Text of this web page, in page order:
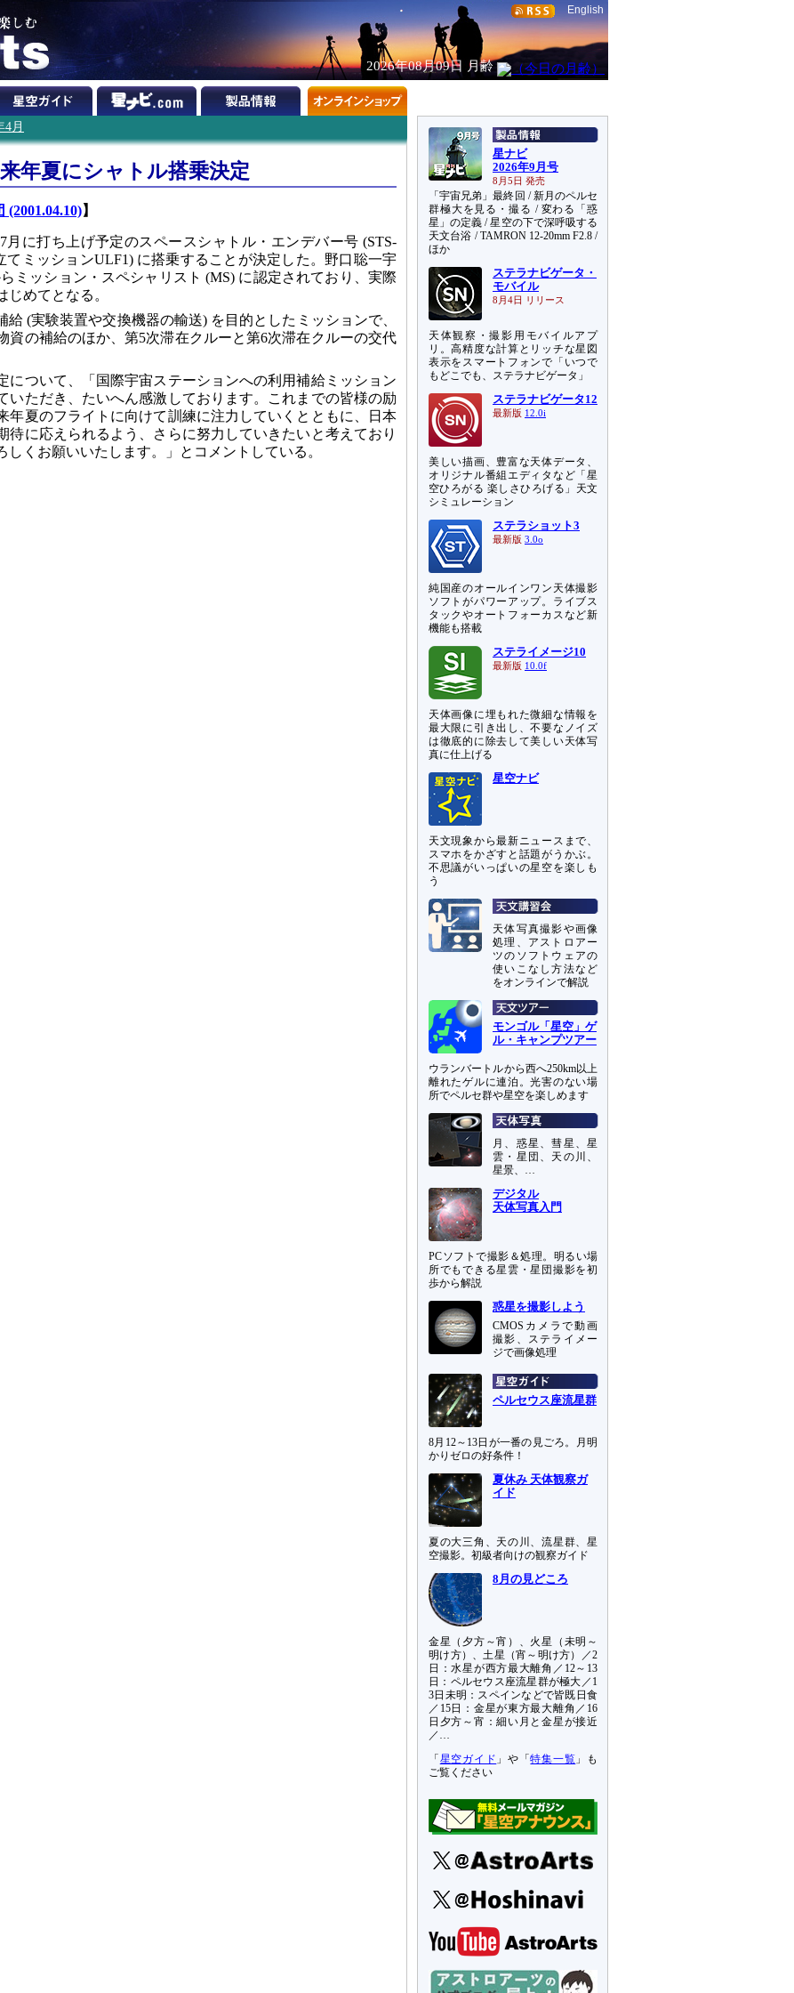
English
2026年08月09日 月齢
4月
年夏にシャトル搭乗決定
(2001.04.10)】
月に打ち上げ予定のスペースシャトル・エンデバー号 (STS-
てミッションULF1) に搭乗することが決定した。野口聡一宇
ミッション・スペシャリスト (MS) に認定されており、実際
めてとなる。
給 (実験装置や交換機器の輸送) を目的としたミッションで、
資の補給のほか、第5次滞在クルーと第6次滞在クルーの交代
について、「国際宇宙ステーションへの利用補給ミッション
いただき、たいへん感激しております。これまでの皆様の励
年夏のフライトに向けて訓練に注力していくとともに、日本
待に応えられるよう、さらに努力していきたいと考えており
しくお願いいたします。」とコメントしている。
星ナビ
2026年9月号
8月5日 発売
「宇宙兄弟」最終回 / 新月のペルセ
群極大を見る・撮る / 変わる「惑
星」の定義 / 星空の下で深呼吸する
天文台浴 / TAMRON 12-20mm F2.8 /
ほか
ステラナビゲータ・
モバイル
8月4日 リリース
天体観察・撮影用モバイルアプ
リ。高精度な計算とリッチな星図
表示をスマートフォンで「いつで
もどこでも、ステラナビゲータ」
ステラナビゲータ12
最新版 12.0i
美しい描画、豊富な天体データ、
オリジナル番組エディタなど「星
空ひろがる 楽しさひろげる」天文
シミュレーション
ステラショット3
最新版 3.0o
純国産のオールインワン天体撮影
ソフトがパワーアップ。ライブス
タックやオートフォーカスなど新
機能も搭載
ステライメージ10
最新版 10.0f
天体画像に埋もれた微細な情報を
最大限に引き出し、不要なノイズ
は徹底的に除去して美しい天体写
真に仕上げる
星空ナビ
天文現象から最新ニュースまで、
スマホをかざすと話題がうかぶ。
不思議がいっぱいの星空を楽しも
う
天体写真撮影や画像
処理、アストロアー
ツのソフトウェアの
使いこなし方法など
をオンラインで解説
モンゴル「星空」ゲ
ル・キャンプツアー
ウランバートルから西へ250km以上
離れたゲルに連泊。光害のない場
所でペルセ群や星空を楽しめます
月、惑星、彗星、星
雲・星団、天の川、
星景、…
デジタル
天体写真入門
PCソフトで撮影＆処理。明るい場
所でもできる星雲・星団撮影を初
歩から解説
惑星を撮影しよう
CMOSカメラで動画
撮影、ステライメー
ジで画像処理
ペルセウス座流星群
8月12～13日が一番の見ごろ。月明
かりゼロの好条件！
夏休み 天体観察ガ
イド
夏の大三角、天の川、流星群、星
空撮影。初級者向けの観察ガイド
8月の見どころ
金星（夕方～宵）、火星（未明～
明け方）、土星（宵～明け方）／2
日：水星が西方最大離角／12～13
日：ペルセウス座流星群が極大／1
3日未明：スペインなどで皆既日食
／15日：金星が東方最大離角／16
日夕方～宵：細い月と金星が接近
／…
「 星空ガイド 」や「特集一覧 」も
ご覧ください